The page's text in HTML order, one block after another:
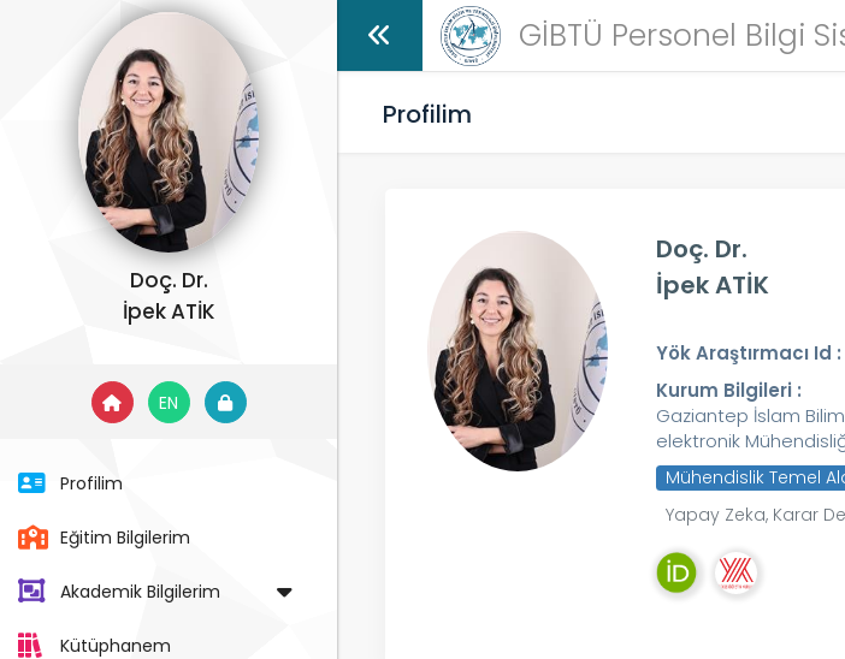
Doç. Dr.
İpek ATİK
EN
Profilim
Eğitim Bilgilerim
Akademik Bilgilerim
Kütüphanem
GİBTÜ Personel Bilgi
Profilim
Doç. Dr.
İpek ATİK
Yök Araştırmacı Id :
Kurum Bilgileri :
Gaziantep İslam
elektronik
Mühendislik Temel
Yapay Zeka, Karar